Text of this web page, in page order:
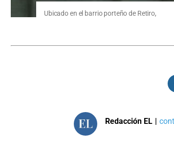
Ubicado en el barrio porteño de Retiro,
Redacción EL |